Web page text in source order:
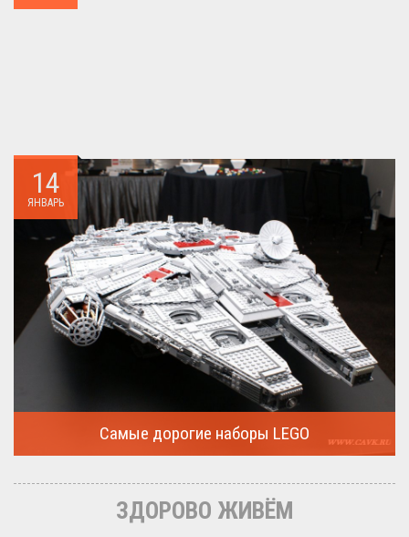
14
ЯНВАРЬ
Самые дорогие наборы LEGO
дорогие...
ЗДОРОВО ЖИВЁМ